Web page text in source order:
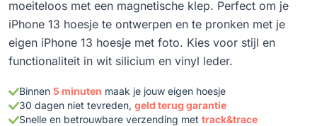
moeiteloos met een magnetische klep. Perfect om je
iPhone 13 hoesje te ontwerpen en te pronken met je
eigen iPhone 13 hoesje met foto. Kies voor stijl en
functionaliteit in wit silicium en vinyl leder.
Binnen 5 minuten maak je jouw eigen hoesje
30 dagen niet tevreden, geld terug garantie
Snelle en betrouwbare verzending met track&trace